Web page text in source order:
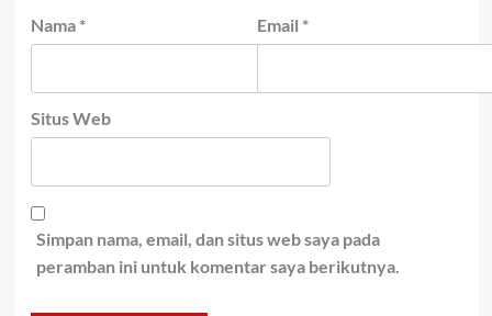
Nama * Email *
Situs Web
Simpan nama, email, dan situs web saya pada
peramban ini untuk komentar saya berikutnya.